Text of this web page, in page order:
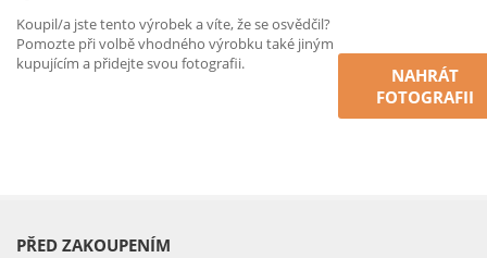
Koupil/a jste tento výrobek a víte, že se osvědčil?
Pomozte při volbě vhodného výrobku také jiným
kupujícím a přidejte svou fotografii.
NAHRÁT
FOTOGRAFII
PŘED ZAKOUPENÍM